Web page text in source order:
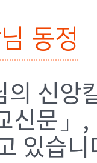
동정
의 신앙
신문
있습니